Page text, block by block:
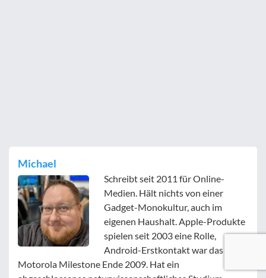
Michael
Schreibt seit 2011 für Online-
Medien. Hält nichts von einer
Gadget-Monokultur, auch im
eigenen Haushalt. Apple-Produkte
spielen seit 2003 eine Rolle,
Android-Erstkontakt war das
Motorola Milestone Ende 2009. Hat ein